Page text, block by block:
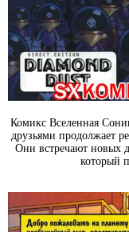
Комикс Вселенная
друзьями продолжает
Они встречают новых
который